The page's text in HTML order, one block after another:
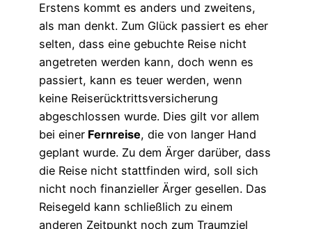
Erstens kommt es anders und zweitens,
als man denkt. Zum Glück passiert es eher
selten, dass eine gebuchte Reise nicht
angetreten werden kann, doch wenn es
passiert, kann es teuer werden, wenn
keine Reiserücktrittsversicherung
abgeschlossen wurde. Dies gilt vor allem
bei einer Fernreise, die von langer Hand
geplant wurde. Zu dem Ärger darüber, dass
die Reise nicht stattfinden wird, soll sich
nicht noch finanzieller Ärger gesellen. Das
Reisegeld kann schließlich zu einem
anderen Zeitpunkt noch zum Traumziel